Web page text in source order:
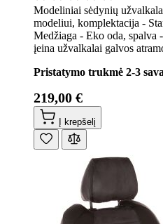
Modeliniai sėdynių
modeliui, komplektacija -
Medžiaga - Eko oda, spalva
įeina užvalkalai galvos
Pristatymo trukmė 2-3
219,00 €
Į krepšelį